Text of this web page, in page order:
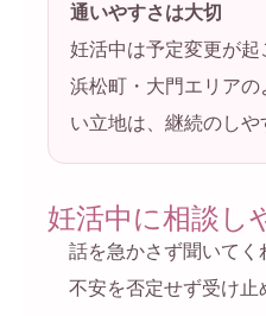
通いやすさは大切
妊活中は予定変更が起
浜松町・大門エリア
い立地は、継続のしや
妊活中に相談し
話を急かさず聞いてく
不安を否定せず受け止